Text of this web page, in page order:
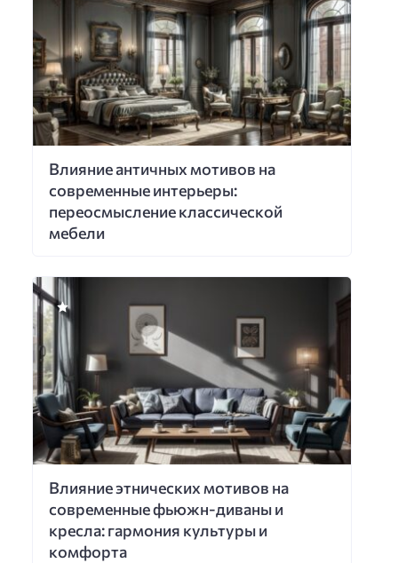
Влияние античных мотивов на
современные интерьеры:
переосмысление классической
мебели
Влияние этнических мотивов на
современные фьюжн-диваны и
кресла: гармония культуры и
комфорта